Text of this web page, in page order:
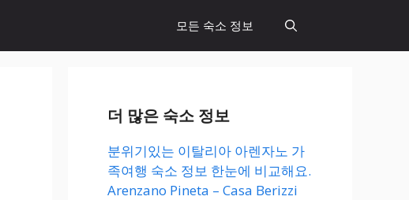
모든 숙소 정보
더 많은 숙소 정보
분위기있는 이탈리아 아렌자노 가
족여행 숙소 정보 한눈에 비교해요.
Arenzano Pineta – Casa Berizzi